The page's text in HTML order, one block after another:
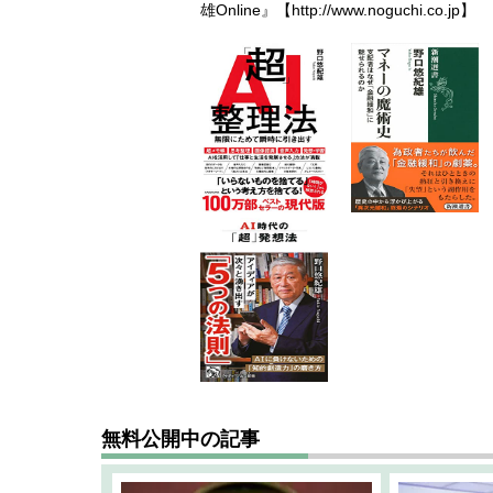
雄Online』【http://www.noguchi.co.jp】
無料公開中の記事